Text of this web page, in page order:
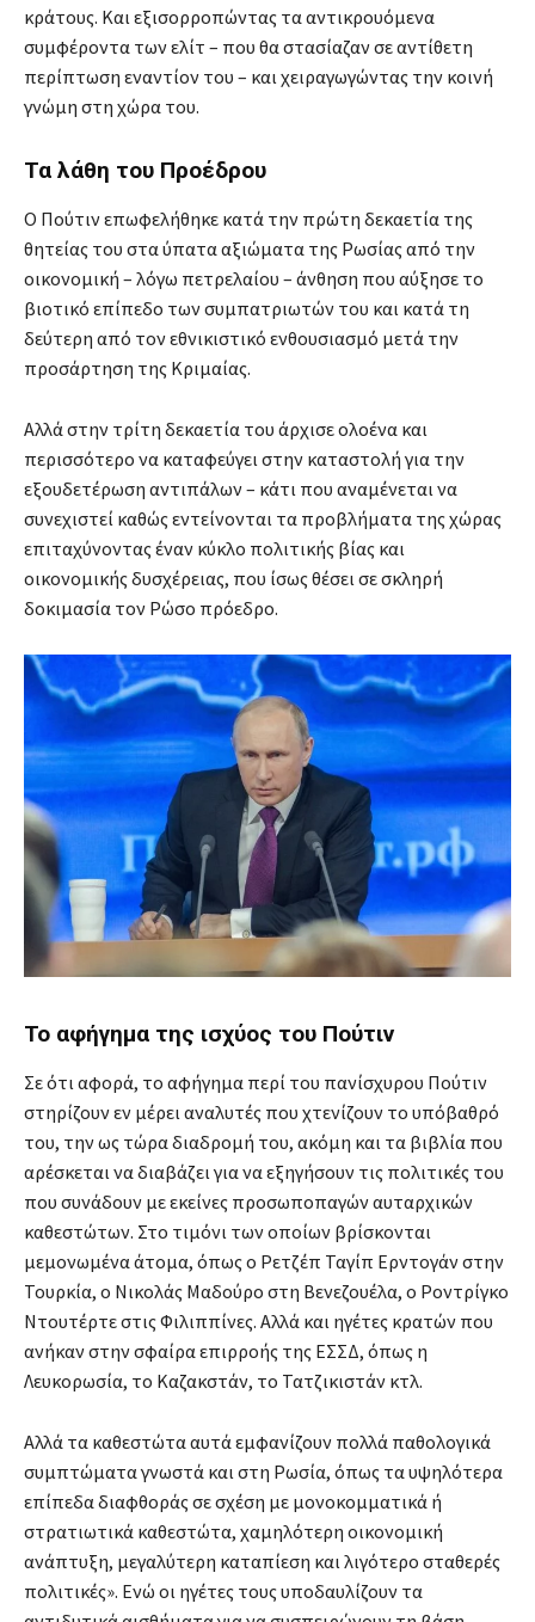
κράτους. Και εξισορροπώντας τα αντικρουόμενα
συμφέροντα των ελίτ – που θα στασίαζαν σε αντίθετη
περίπτωση εναντίον του – και χειραγωγώντας την κοινή
γνώμη στη χώρα του.
Τα λάθη του Προέδρου
Ο Πούτιν επωφελήθηκε κατά την πρώτη δεκαετία της
θητείας του στα ύπατα αξιώματα της Ρωσίας από την
οικονομική – λόγω πετρελαίου – άνθηση που αύξησε το
βιοτικό επίπεδο των συμπατριωτών του και κατά τη
δεύτερη από τον εθνικιστικό ενθουσιασμό μετά την
προσάρτηση της Κριμαίας.
Αλλά στην τρίτη δεκαετία του άρχισε ολοένα και
περισσότερο να καταφεύγει στην καταστολή για την
εξουδετέρωση αντιπάλων – κάτι που αναμένεται να
συνεχιστεί καθώς εντείνονται τα προβλήματα της χώρας
επιταχύνοντας έναν κύκλο πολιτικής βίας και
οικονομικής δυσχέρειας, που ίσως θέσει σε σκληρή
δοκιμασία τον Ρώσο πρόεδρο.
Το αφήγημα της ισχύος του Πούτιν
Σε ότι αφορά, το αφήγημα περί του πανίσχυρου Πούτιν
στηρίζουν εν μέρει αναλυτές που χτενίζουν το υπόβαθρό
του, την ως τώρα διαδρομή του, ακόμη και τα βιβλία που
αρέσκεται να διαβάζει για να εξηγήσουν τις πολιτικές του
που συνάδουν με εκείνες προσωποπαγών αυταρχικών
καθεστώτων. Στο τιμόνι των οποίων βρίσκονται
μεμονωμένα άτομα, όπως ο Ρετζέπ Ταγίπ Ερντογάν στην
Τουρκία, ο Νικολάς Μαδούρο στη Βενεζουέλα, ο Ροντρίγκο
Ντουτέρτε στις Φιλιππίνες. Αλλά και ηγέτες κρατών που
ανήκαν στην σφαίρα επιρροής της ΕΣΣΔ, όπως η
Λευκορωσία, το Καζακστάν, το Τατζικιστάν κτλ.
Αλλά τα καθεστώτα αυτά εμφανίζουν πολλά παθολογικά
συμπτώματα γνωστά και στη Ρωσία, όπως τα υψηλότερα
επίπεδα διαφθοράς σε σχέση με μονοκομματικά ή
στρατιωτικά καθεστώτα, χαμηλότερη οικονομική
ανάπτυξη, μεγαλύτερη καταπίεση και λιγότερο σταθερές
πολιτικές». Ενώ οι ηγέτες τους υποδαυλίζουν τα